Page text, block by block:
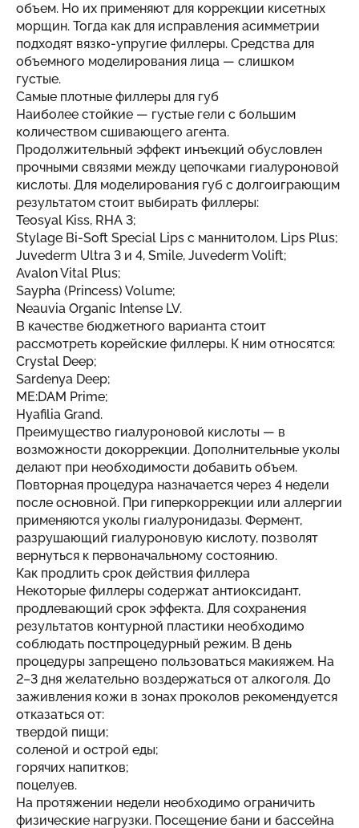
объем. Но их применяют для коррекции кисетных
морщин. Тогда как для исправления асимметрии
подходят вязко-упругие филлеры. Средства для
объемного моделирования лица — слишком
густые.
Самые плотные филлеры для губ
Наиболее стойкие — густые гели с большим
количеством сшивающего агента.
Продолжительный эффект инъекций обусловлен
прочными связями между цепочками гиалуроновой
кислоты. Для моделирования губ с долгоиграющим
результатом стоит выбирать филлеры:
Teosyal Kiss, RHA 3;
Stylage Bi-Soft Special Lips с маннитолом, Lips Plus;
Juvederm Ultra 3 и 4, Smile, Juvederm Volift;
Avalon Vital Plus;
Saypha (Princess) Volume;
Neauvia Organic Intense LV.
В качестве бюджетного варианта стоит
рассмотреть корейские филлеры. К ним относятся:
Crystal Deep;
Sardenya Deep;
ME:DAM Prime;
Hyafilia Grand.
Преимущество гиалуроновой кислоты — в
возможности докоррекции. Дополнительные уколы
делают при необходимости добавить объем.
Повторная процедура назначается через 4 недели
после основной. При гиперкоррекции или аллергии
применяются уколы гиалуронидазы. Фермент,
разрушающий гиалуроновую кислоту, позволят
вернуться к первоначальному состоянию.
Как продлить срок действия филлера
Некоторые филлеры содержат антиоксидант,
продлевающий срок эффекта. Для сохранения
результатов контурной пластики необходимо
соблюдать постпроцедурный режим. В день
процедуры запрещено пользоваться макияжем. На
2–3 дня желательно воздержаться от алкоголя. До
заживления кожи в зонах проколов рекомендуется
отказаться от:
твердой пищи;
соленой и острой еды;
горячих напитков;
поцелуев.
На протяжении недели необходимо ограничить
физические нагрузки. Посещение бани и бассейна